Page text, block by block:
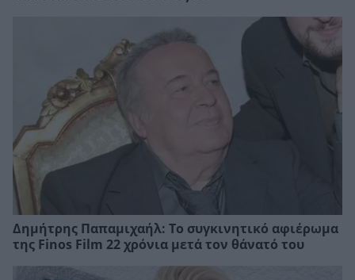
Δημήτρης Παπαμιχαήλ: Το συγκινητικό αφιέρωμα
της Finos Film 22 χρόνια μετά τον θάνατό του